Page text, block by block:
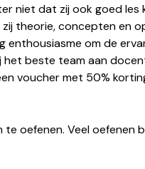
niet dat zij ook goed les
theorie, concepten en
om de
het beste team aan
voucher met 50%
oefenen. Veel